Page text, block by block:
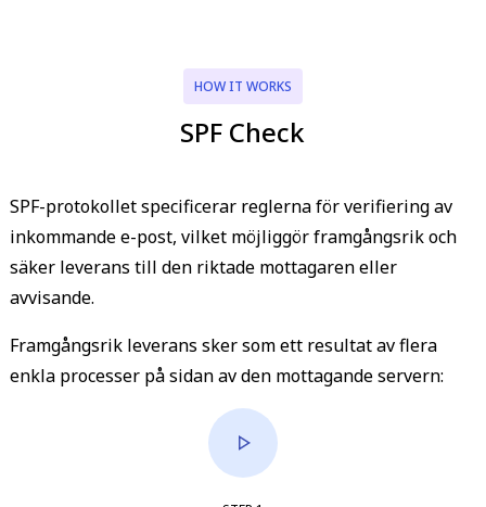
HOW IT WORKS
SPF Check
SPF-protokollet specificerar reglerna för verifiering av
inkommande e-post, vilket möjliggör framgångsrik och
säker leverans till den riktade mottagaren eller
avvisande.
Framgångsrik leverans sker som ett resultat av flera
enkla processer på sidan av den mottagande servern: